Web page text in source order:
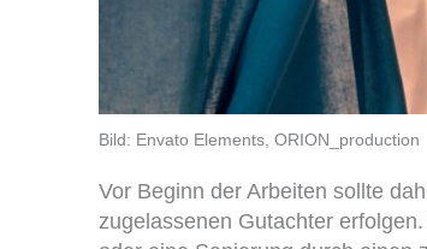
Bild: Envato Elements, ORION_production
Vor Beginn der Arbeiten sollte
zugelassenen Gutachter